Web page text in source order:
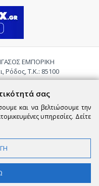
ΕΜΠΟΡΙΚΗ
Ρόδος, Τ.Κ.: 85100
σας
και να βελτιώσουμε την
υπηρεσίες. Δείτε